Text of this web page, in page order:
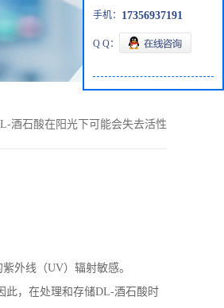
酒石酸在阳光下可能会失去活性
外线（UV）辐射敏感。
此，在处理和存储DL-酒石酸时
手机： 17356937191
Q Q：